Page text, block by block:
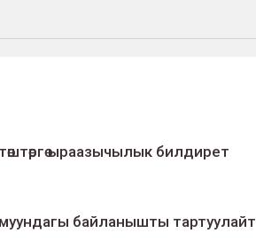
ыраазычылык билдирет
байланышты тартуулайт